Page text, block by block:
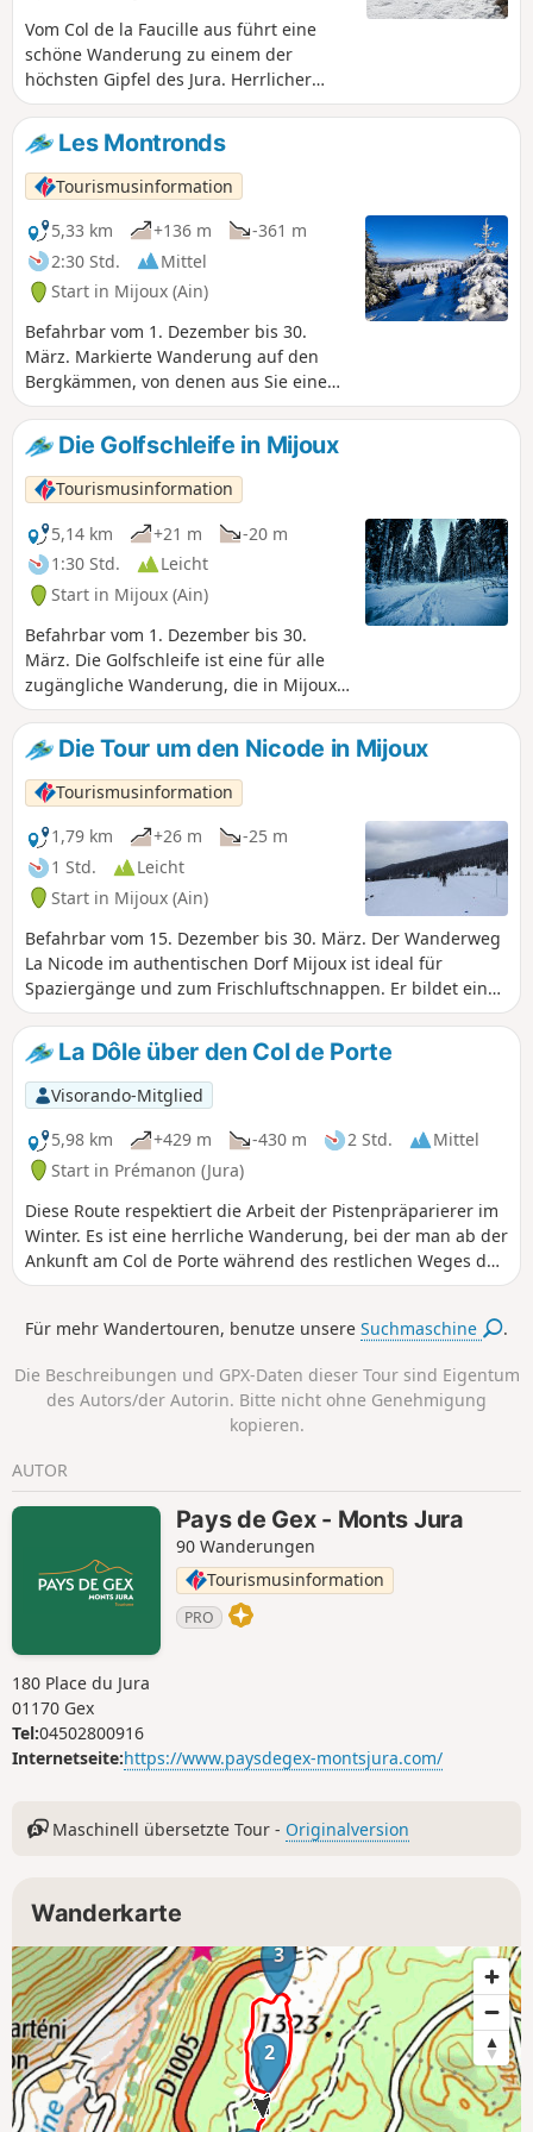
Vom Col de la Faucille aus führt eine
schöne Wanderung zu einem der
höchsten Gipfel des Jura. Herrlicher
Ausblick auf die Alpenkette und den
Mont Blanc.
Les Montronds
Tourismusinformation
5,33 km
+136 m
-361 m
2:30 Std.
Mittel
Start in Mijoux (Ain)
Befahrbar vom 1. Dezember bis 30.
März. Markierte Wanderung auf den
Bergkämmen, von denen aus Sie einen
herrlichen Blick auf den Mont Blanc, die
Alpen und das Genfer Seebecken, Genf
und seinen Springbrunnen sowie die
Hautes-Combes du Jura auf der anderen
Seite genießen können, bevor Sie
wieder ins Zentrum des Ferienorts
hinabsteigen.Der Startpunkt befindet
sich oben am Télécombi du Montrond.
Die Golfschleife in Mijoux
Tourismusinformation
5,14 km
+21 m
-20 m
1:30 Std.
Leicht
Start in Mijoux (Ain)
Befahrbar vom 1. Dezember bis 30.
März. Die Golfschleife ist eine für alle
zugängliche Wanderung, die in Mijoux
beginnt. Sie ist abwechslungsreich, mit
Nadelwald, schönen Weiten am Ende
des Golfplatzes und dem sanften
Rauschen des Flusses.Eine herrliche
Wanderung, um die Valserine mit ihren
zauberhaften Schneelandschaften zu
entdecken.Der Weg kann mit
Schneeschuhen oder zu Fuß begangen
werden.Geeignet für Familien mit
Schlitten und Kindern.Diese Strecke
kann nur im Winter bei Schnee
begangen werden und ist violett
markiert.
Die Tour um den Nicode in Mijoux
Tourismusinformation
1,79 km
+26 m
-25 m
1 Std.
Leicht
Start in Mijoux (Ain)
Befahrbar vom 15. Dezember bis 30. März. Der Wanderweg
La Nicode im authentischen Dorf Mijoux ist ideal für
Spaziergänge und zum Frischluftschnappen. Er bildet eine
Schleife am Rande der Valserine. Eine herrliche
Wanderung, um die Valserine mit ihren zauberhaften
Schneelandschaften zu entdecken.Die Piste kann für
verschiedene Aktivitäten genutzt werden:
Schneeschuhwandern, Langlaufen, Wandern.Für Familien
mit Schlitten und Kindern geeignet. Diese Strecke kann nur
im Winter bei Schnee begangen werden und ist violett
markiert.
La Dôle über den Col de Porte
Visorando-Mitglied
5,98 km
+429 m -430 m 2 Std.
Mittel
Start in Prémanon (Jura)
Diese Route respektiert die Arbeit der Pistenpräparierer im
Winter. Es ist eine herrliche Wanderung, bei der man ab der
Ankunft am Col de Porte während des restlichen Weges den
Blick auf den Genfer See und die Alpenkette mit dem Mont-
Für mehr Wandertouren, benutze unsereSuchmaschine .
Die Beschreibungen und GPX-Daten dieser Tour sind Eigentum
des Autors/der Autorin. Bitte nicht ohne Genehmigung
kopieren.
AUTOR
Pays de Gex - Monts Jura
90 Wanderungen
Tourismusinformation
PRO
180 Place du Jura
01170 Gex
Tel:04502800916
Internetseite:https://www.paysdegex-montsjura.com/
Maschinell übersetzte Tour - Originalversion
Wanderkarte
2
3